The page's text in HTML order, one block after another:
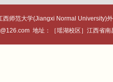
西师范大学(Jiangxi Normal University)
地址：［瑶湖校区］江西省